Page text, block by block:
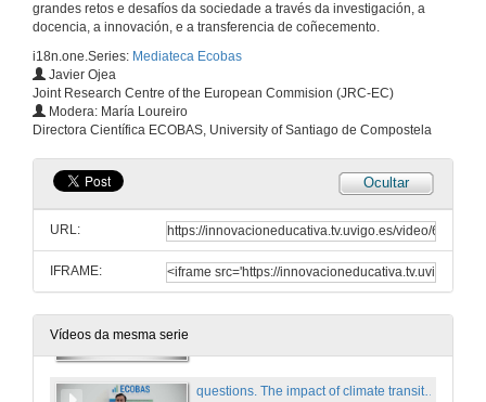
grandes retos e desafíos da sociedade a través da investigación, a
docencia, a innovación, e a transferencia de coñecemento.
i18n.one.Series: Mediateca Ecobas
Javier Ojea
Joint Research Centre of the European Commision (JRC-EC)
Modera: María Loureiro
Directora Científica ECOBAS, University of Santiago de Compostela
Ocultar
URL:
IFRAME:
Vídeos da mesma serie
21 de xuño de 2022
Questions Researching violent contexts: A call for political reflexivity
21 de xuño de 2022
The impact of climate transition risks on financial stability. A systemic risk approach